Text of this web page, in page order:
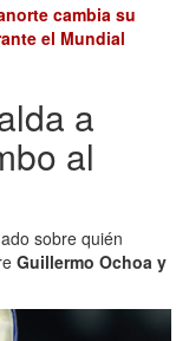
cambia su
el Mundial
a
al
sobre quién
Guillermo Ochoa y